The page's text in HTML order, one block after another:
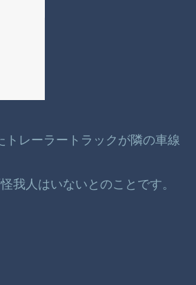
レーラートラックが隣の車線
我人はいないとのことです。